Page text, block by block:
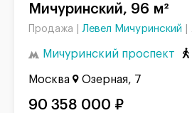
Мичуринский, 96 м²
Продажа | Левел Мичуринский
Мичуринский проспект
Москва Озерная, 7
90 358 000 ₽